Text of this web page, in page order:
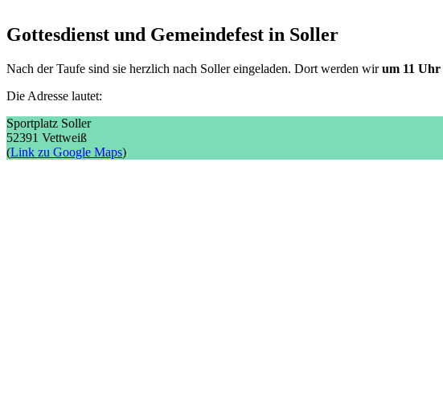
Gottesdienst und Gemeindefest in Soller
Nach der Taufe sind sie herzlich nach Soller eingeladen. Dort werden wirum 11 Uhr
Die Adresse lautet:
Sportplatz Soller
52391 Vettweiß
(Link zu Google Maps)